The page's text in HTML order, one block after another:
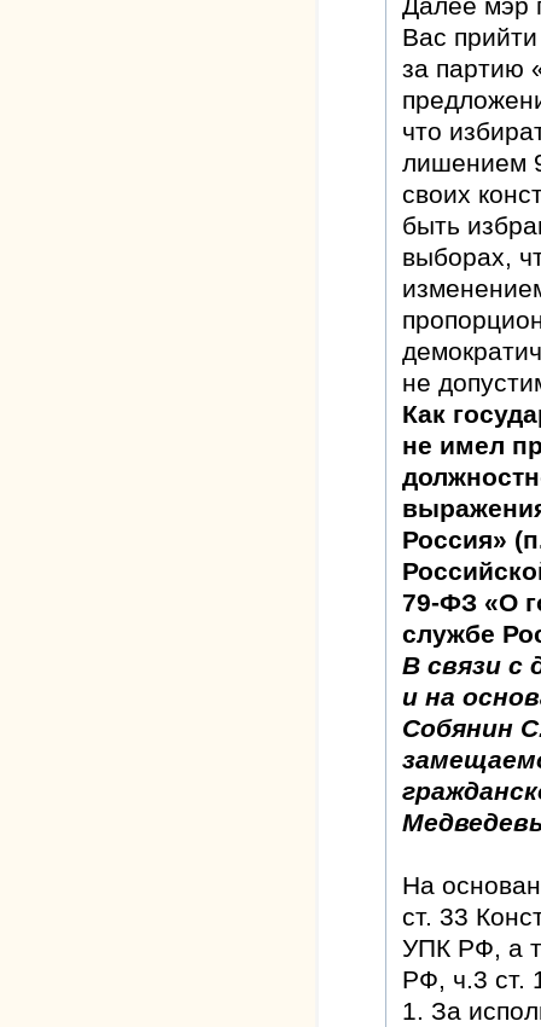
Далее мэр
Вас
за партию
что
лишением
своих
быть
выборах,
не
Как
не имел
Россия»
79-ФЗ «О
службе
В связи с
и на
Собянин
На
ст. 33
УПК РФ, а
РФ, ч.3 ст.
1. За